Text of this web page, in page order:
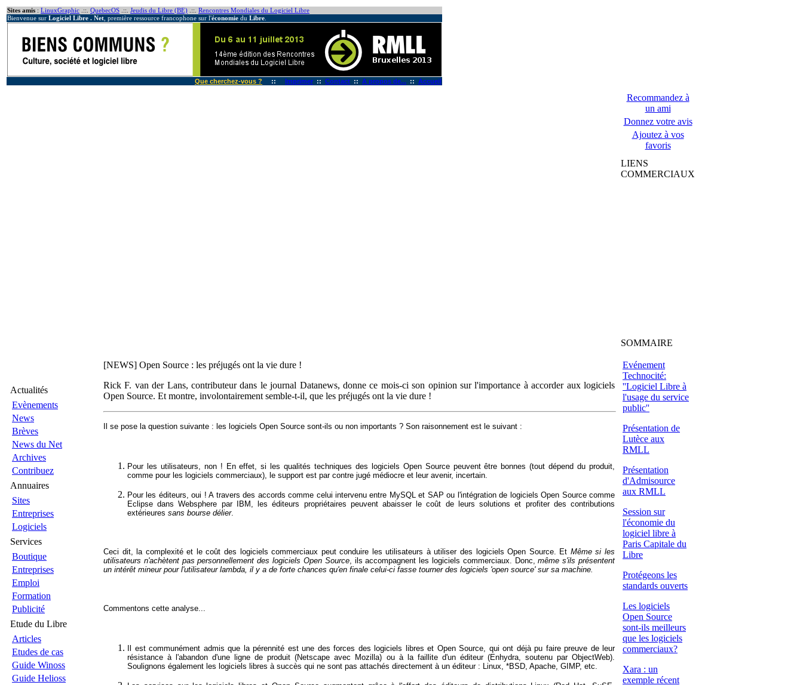
Sites amis : LinuxGraphic .::. QuebecOS .::. Jeudis du Libre (BE) .::. Rencontres Mondiales du Logiciel Libre
Bienvenue sur Logiciel Libre . Net , première ressource francophone sur l'économie du Libre
Que cherchez-vous ? :: Imprimer :: Contact :: A propos de... :: Accueil
Actualités
Evènements
News
Brèves
News du Net
Archives
Contribuez
Annuaires
Sites
Entreprises
Logiciels
Services
Boutique
Entreprises
Emploi
Formation
Publicité
Etude du Libre
Articles
Etudes de cas
Guide Winoss
Guide Helioss
[NEWS] Open Source : les préjugés ont la vie dure !
Rick F. van der Lans, contributeur dans le journal Datanews, donne ce mois-ci son opinion sur l'importance à accorder aux logiciels
Open Source. Et montre, involontairement semble-t-il, que les préjugés ont la vie dure !
Il se pose la question suivante : les logiciels Open Source sont-ils ou non importants ? Son raisonnement est le suivant :
Pour les utilisateurs, non ! En effet, si les qualités techniques des logiciels Open Source peuvent être bonnes (tout dépend du produit,
comme pour les logiciels commerciaux), le support est par contre jugé médiocre et leur avenir, incertain.
Pour les éditeurs, oui ! A travers des accords comme celui intervenu entre MySQL et SAP ou l'intégration de logiciels Open Source comme
Eclipse dans Websphere par IBM, les éditeurs propriétaires peuvent abaisser le coût de leurs solutions et profiter des contributions
extérieures sans bourse délier.
Ceci dit, la complexité et le coût des logiciels commerciaux peut conduire les utilisateurs à utiliser des logiciels Open Source. Et Même si les
utilisateurs n'achètent pas personnellement des logiciels Open Source, ils accompagnent les logiciels commerciaux. Donc,même s'ils présentent
un intérêt mineur pour l'utilisateur lambda, il y a de forte chances qu'en finale celui-ci fasse tourner des logiciels 'open source' sur sa machine.
Commentons cette analyse...
Il est communément admis que la pérennité est une des forces des logiciels libres et Open Source, qui ont déjà pu faire preuve de leur
résistance à l'abandon d'une ligne de produit (Netscape avec Mozilla) ou à la faillite d'un éditeur (Enhydra, soutenu par ObjectWeb).
Soulignons également les logiciels libres à succès qui ne sont pas attachés directement à un éditeur : Linux, *BSD, Apache, GIMP, etc.
Recommandez à
un ami
Donnez votre avis
Ajoutez à vos
favoris
LIENS
COMMERCIAUX
SOMMAIRE
Evénement
Technocité:
''Logiciel Libre à
l'usage du service
public''
Présentation de
Lutèce aux
RMLL
Présentation
d'Admisource
aux RMLL
Session sur
l'économie du
logiciel libre à
Paris Capitale du
Libre
Protégeons les
standards ouverts
Les logiciels
Open Source
sont-ils meilleurs
que les logiciels
commerciaux?
Xara : un
exemple récent